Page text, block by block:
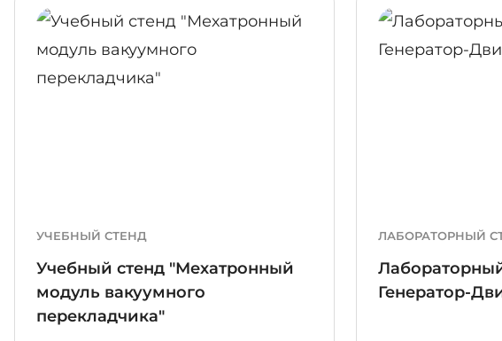
УЧЕБНЫЙ СТЕНД
Учебный стенд "Мехатронный
модуль вакуумного
перекладчика"
ПОДРОБНЕЕ
ЛАБОРАТОРНЫЙ
Генератор-
ПОДРОБНЕЕ